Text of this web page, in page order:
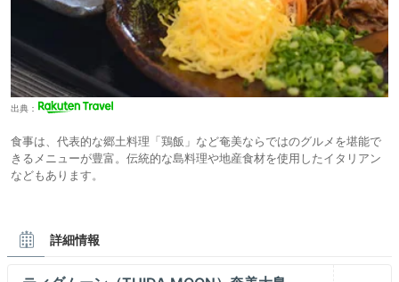
出典：
食事は、代表的な郷土料理「鶏飯」など奄美ならではのグルメを堪能で
きるメニューが豊富。伝統的な島料理や地産食材を使用したイタリアン
などもあります。
詳細情報